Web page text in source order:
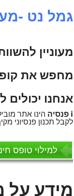
גמל נט -
מעוניין
מחפש את
אנחנו יכולים
i פנסיה הינו אתר
לקבל תכנון פנסיוני
למילוי טופס